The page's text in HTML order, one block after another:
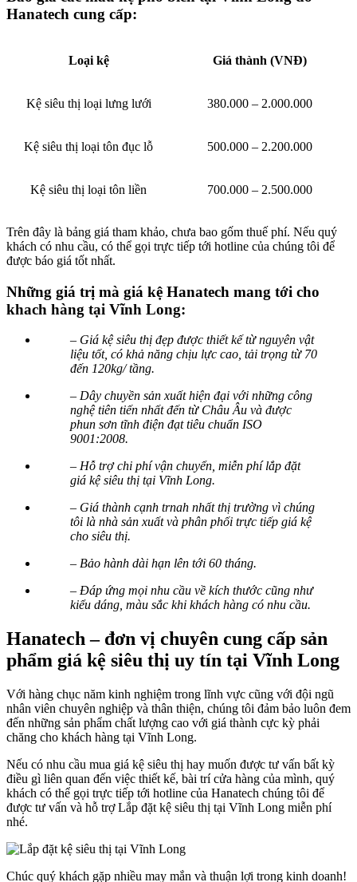
Hanatech cung cấp:
Loại kệ Giá thành (VNĐ)
Kệ siêu thị loại lưng lưới 380.000 – 2.000.000
Kệ siêu thị loại tôn đục lỗ 500.000 – 2.200.000
Kệ siêu thị loại tôn liền 700.000 – 2.500.000
Trên đây là bảng giá tham khảo, chưa bao gốm thuế phí. Nếu quý
khách có nhu cầu, có thể gọi trực tiếp tới hotline của chúng tôi để
được báo giá tốt nhất.
Những giá trị mà giá kệ Hanatech mang tới cho
khach hàng tại Vĩnh Long:
– Giá kệ siêu thị đẹp được thiết kế từ nguyên vật
liệu tốt, có khả năng chịu lực cao, tải trọng từ 70
đến 120kg/ tầng.
– Dây chuyền sản xuất hiện đại với những công
nghệ tiên tiến nhất đến từ Châu Âu và được
phun sơn tĩnh điện đạt tiêu chuẩn ISO
9001:2008.
– Hỗ trợ chi phí vận chuyển, miễn phí lắp đặt
giá kệ siêu thị tại Vĩnh Long.
– Giá thành cạnh trnah nhất thị trường vì chúng
tôi là nhà sản xuất và phân phối trực tiếp giá kệ
cho siêu thị.
– Bảo hành dài hạn lên tới 60 tháng.
– Đáp ứng mọi nhu cầu về kích thước cũng như
kiểu dáng, màu sắc khi khách hàng có nhu cầu.
Hanatech – đơn vị chuyên cung cấp sản
phẩm giá kệ siêu thị uy tín tại Vĩnh Long
Với hàng chục năm kinh nghiệm trong lĩnh vực cũng với đội ngũ
nhân viên chuyên nghiệp và thân thiện, chúng tôi đảm bảo luôn đem
đến những sản phẩm chất lượng cao với giá thành cực kỳ phải
chăng cho khách hàng tại Vĩnh Long.
Nếu có nhu cầu mua giá kệ siêu thị hay muốn được tư vấn bất kỳ
điều gì liên quan đến việc thiết kế, bài trí cửa hàng của mình, quý
khách có thể gọi trực tiếp tới hotline của Hanatech chúng tôi để
được tư vấn và hỗ trợ Lắp đặt kệ siêu thị tại Vĩnh Long miễn phí
nhé.
Chúc quý khách gặp nhiều may mắn và thuận lợi trong kinh doanh!